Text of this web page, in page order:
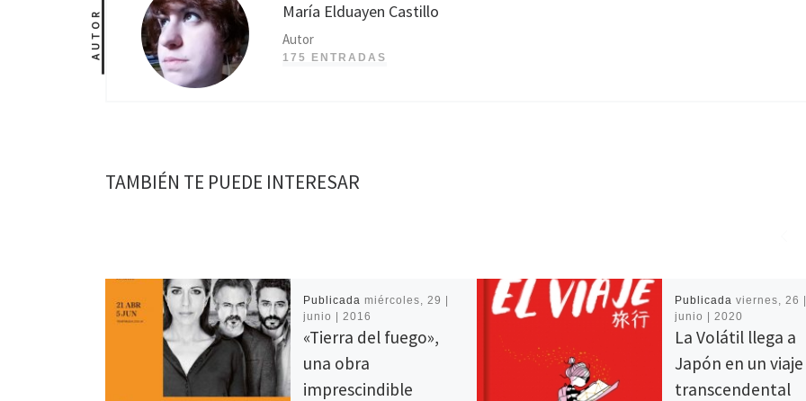
AUTOR María Elduayen Castillo
Autor
175 ENTRADAS
TAMBIÉN TE PUEDE INTERESAR
Publicadamiércoles, 29 |
junio | 2016
«Tierra del fuego»,
una obra
imprescindible
Publicada viernes, 26 |
junio | 2020
La Volátil llega a
Japón en un viaje
transcendental